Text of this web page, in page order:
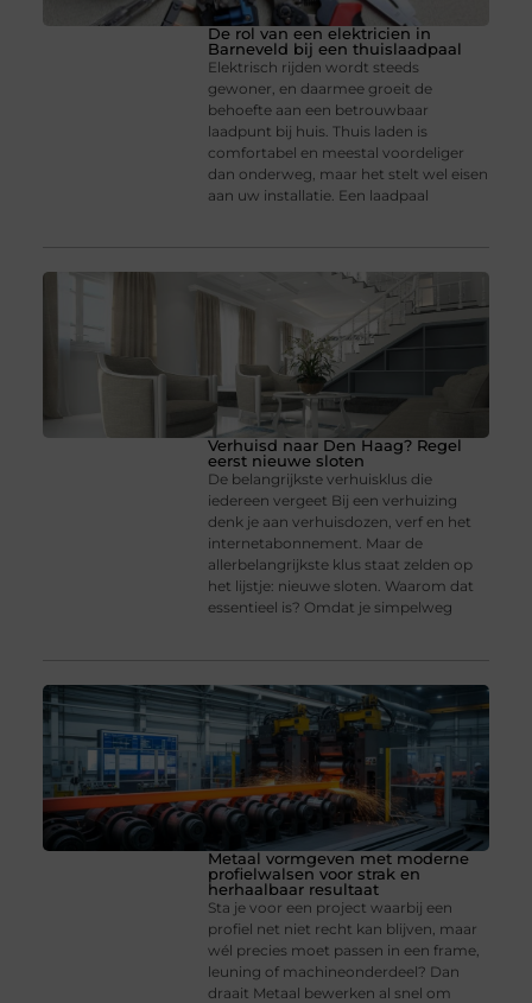
De rol van een elektricien in
Barneveld bij een thuislaadpaal
Elektrisch rijden wordt steeds
gewoner, en daarmee groeit de
behoefte aan een betrouwbaar
laadpunt bij huis. Thuis laden is
comfortabel en meestal voordeliger
dan onderweg, maar het stelt wel eisen
aan uw installatie. Een laadpaal
Verhuisd naar Den Haag? Regel
eerst nieuwe sloten
De belangrijkste verhuisklus die
iedereen vergeet Bij een verhuizing
denk je aan verhuisdozen, verf en het
internetabonnement. Maar de
allerbelangrijkste klus staat zelden op
het lijstje: nieuwe sloten. Waarom dat
essentieel is? Omdat je simpelweg
Metaal vormgeven met moderne
profielwalsen voor strak en
herhaalbaar resultaat
Sta je voor een project waarbij een
profiel net niet recht kan blijven, maar
wél precies moet passen in een frame,
leuning of machineonderdeel? Dan
draait Metaal bewerken al snel om